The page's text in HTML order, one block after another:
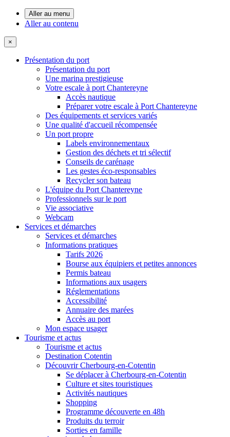
Aller au menu
Aller au contenu
×
Présentation du port
Présentation du port
Une marina prestigieuse
Votre escale à port Chantereyne
Accès nautique
Préparer votre escale à Port Chantereyne
Des équipements et services variés
Une qualité d'accueil récompensée
Un port propre
Labels environnementaux
Gestion des déchets et tri sélectif
Conseils de carénage
Les gestes éco-responsables
Recycler son bateau
L'équipe du Port Chantereyne
Professionnels sur le port
Vie associative
Webcam
Services et démarches
Services et démarches
Informations pratiques
Tarifs 2026
Bourse aux équipiers et petites annonces
Permis bateau
Informations aux usagers
Réglementations
Accessibilité
Annuaire des marées
Accès au port
Mon espace usager
Tourisme et actus
Tourisme et actus
Destination Cotentin
Découvrir Cherbourg-en-Cotentin
Se déplacer à Cherbourg-en-Cotentin
Culture et sites touristiques
Activités nautiques
Shopping
Programme découverte en 48h
Produits du terroir
Sorties en famille